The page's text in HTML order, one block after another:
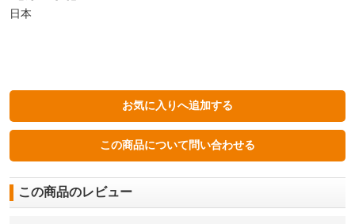
日本
この商品のレビュー